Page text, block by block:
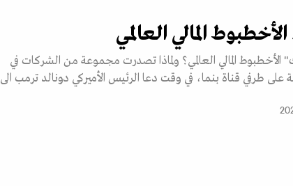
المالي العالمي
المالي العالمي؟ ولماذا تصدرت مجموعة من الشركات في
على طرفي قناة بنما، في وقت دعا الرئيس الأميركي دونالد ترمب الى